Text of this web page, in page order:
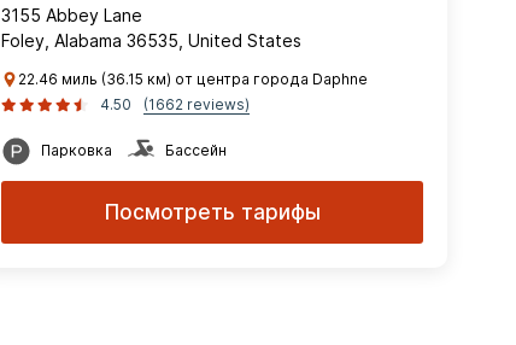
3155 Abbey Lane
Foley, Alabama 36535, United States
22.46 миль (36.15 км) от центра города Daphne
4.50
(1662 reviews)
Парковка Бассейн
Посмотреть тарифы